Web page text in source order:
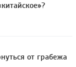
от грабежа